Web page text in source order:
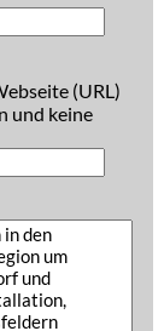
(URL)
und keine